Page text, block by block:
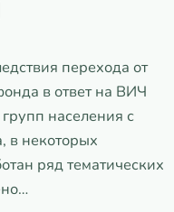
перехода от
в ответ на ВИЧ
населения с
в некоторых
ряд тематических